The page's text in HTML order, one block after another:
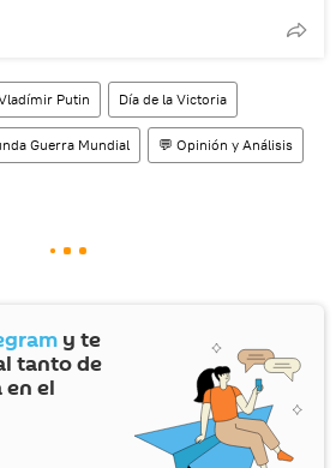
Putin Día de la Victoria
Guerra Mundial 💬 Opinión y Análisis
y te
tanto de
el